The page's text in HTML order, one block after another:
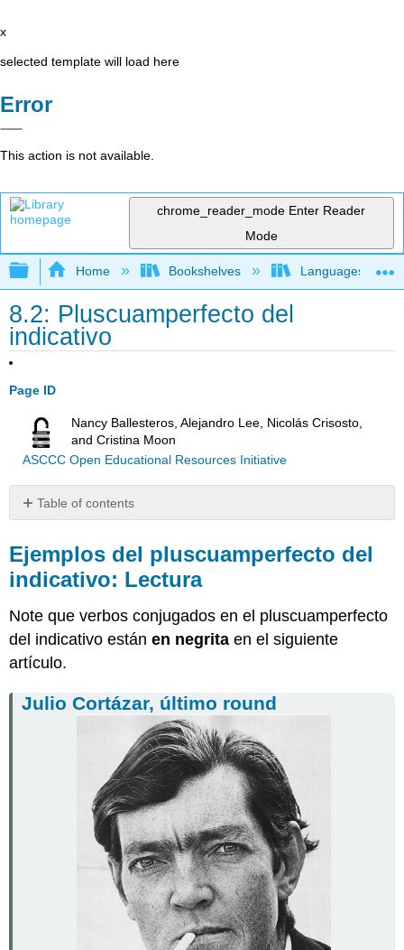
x
selected template will load here
Error
This action is not available.
chrome_reader_mode Enter Reader
Mode
Expand/collapse global hierarchy
Home Bookshelves Languages
8.2: Pluscuamperfecto del
indicativo
Page ID
Nancy Ballesteros, Alejandro Lee, Nicolás Crisosto,
and Cristina Moon
ASCCC Open Educational Resources Initiative
Table of contents
pluscuamperfecto
del
Lectura
Julio
round
Presentación
pluscuamperfecto
Ejemplos del pluscuamperfecto del
indicativo: Lectura
Note que verbos conjugados en el pluscuamperfecto
del indicativo estánen negrita en el siguiente
artículo.
Julio Cortázar, último round